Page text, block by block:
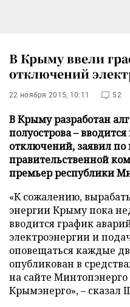
В Крыму ввели
отключений
22 ноября 2015, 10:11 52
В Крыму разработан
полуострова –
отключений, заявил по
правительственной
премьер республики
«К сожалению,
энергии Крыму пока
вводится график
электроэнергии и
оповещаться каждые
опубликован в
на сайте
Крымэнерго», – сказал